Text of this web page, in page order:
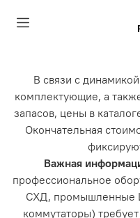
В связи с
комплектующие, а
запасов, цены в
Окончательная
Важная
профессиональное
СХД, промышленные
коммутаторы)